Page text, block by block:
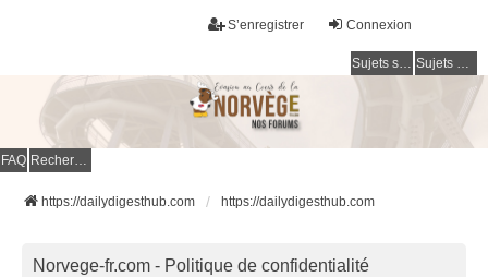
Connexion
S’enregistrer
Sujets sans réponse Sujets actifs
FAQ Rechercher
https://dailydigesthub.com https://dailydigesthub.com
Norvege-fr.com - Politique de confidentialité